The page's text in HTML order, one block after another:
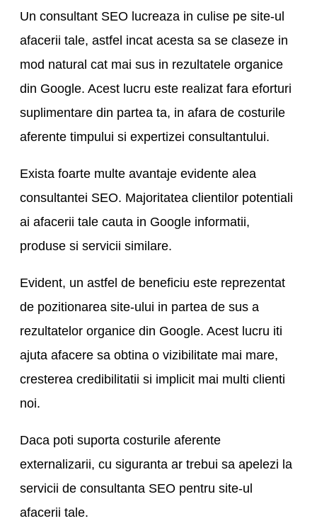
Un consultant SEO lucreaza in culise pe site-ul
afacerii tale, astfel incat acesta sa se claseze in
mod natural cat mai sus in rezultatele organice
din Google. Acest lucru este realizat fara eforturi
suplimentare din partea ta, in afara de costurile
aferente timpului si expertizei consultantului.
Exista foarte multe avantaje evidente alea
consultantei SEO. Majoritatea clientilor potentiali
ai afacerii tale cauta in Google informatii,
produse si servicii similare.
Evident, un astfel de beneficiu este reprezentat
de pozitionarea site-ului in partea de sus a
rezultatelor organice din Google. Acest lucru iti
ajuta afacere sa obtina o vizibilitate mai mare,
cresterea credibilitatii si implicit mai multi clienti
noi.
Daca poti suporta costurile aferente
externalizarii, cu siguranta ar trebui sa apelezi la
servicii de consultanta SEO pentru site-ul
afacerii tale.